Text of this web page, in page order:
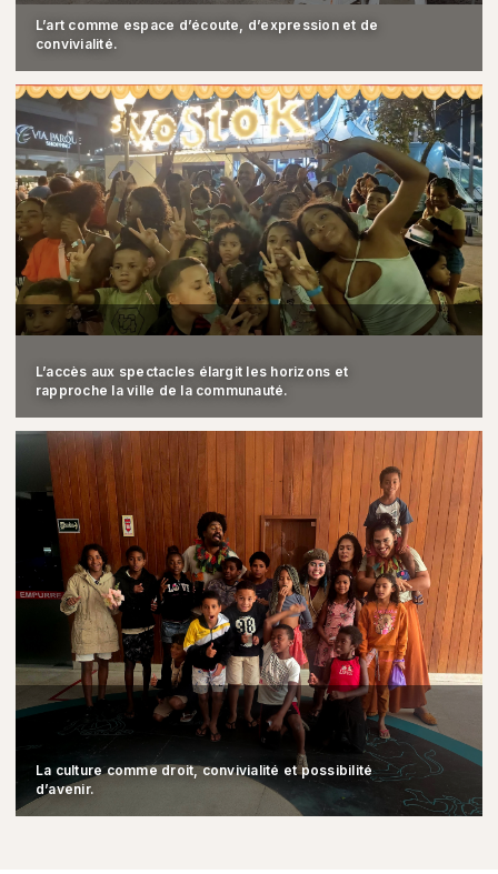
L’art comme espace d’écoute, d’expression et de
convivialité.
L’accès aux spectacles élargit les horizons et
rapproche la ville de la communauté.
La culture comme droit, convivialité et possibilité
d’avenir.